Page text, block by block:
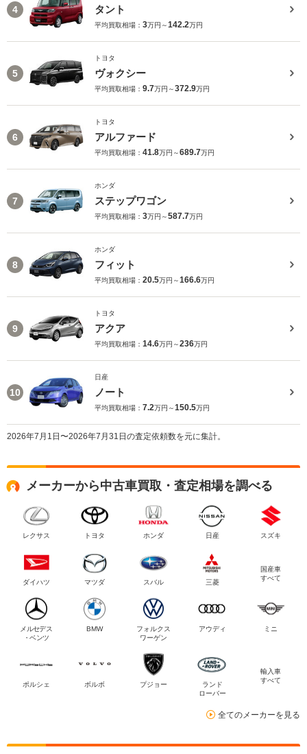
4 タント
平均買取相場： 3万円～142.2万円
5
トヨタ
ヴォクシー
平均買取相場： 9.7万円～372.9万円
6
トヨタ
アルファード
平均買取相場： 41.8万円～689.7万円
7
ホンダ
ステップワゴン
平均買取相場： 3万円～587.7万円
8
ホンダ
フィット
平均買取相場： 20.5万円～166.6万円
9
トヨタ
アクア
平均買取相場： 14.6万円～236万円
10
日産
ノート
平均買取相場： 7.2万円～150.5万円
2026年7月1日〜2026年7月31日の査定依頼数を元に集計。
メーカーから中古車買取・査定相場を調べる
レクサス トヨタ ホンダ 日産 スズキ
ダイハツ マツダ スバル 三菱
国産車
すべて
メルセデス
・ベンツ
BMW
フォルクス
ワーゲン
アウディ ミニ
ポルシェ ボルボ プジョー
ランド
ローバー
輸入車
すべて
全てのメーカーを見る